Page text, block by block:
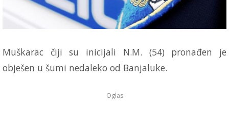
Muškarac čiji su inicijali N.M. (54) pronađen je
obješen u šumi nedaleko od Banjaluke.
Oglas